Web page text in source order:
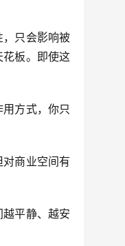
只会影响被
板。即使这
方式，你只
商业空间有
平静、越安